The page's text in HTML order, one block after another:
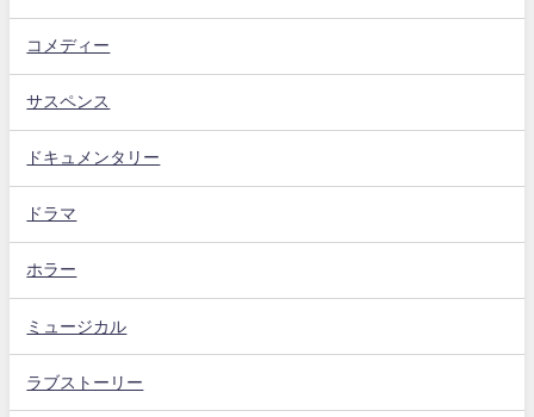
コメディー
サスペンス
ドキュメンタリー
ドラマ
ホラー
ミュージカル
ラブストーリー